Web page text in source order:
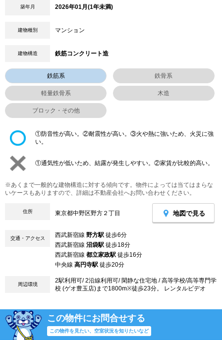
築年月 2026年01月(1年未満)
建物種別 マンション
建物構造 鉄筋コンクリート造
鉄筋系 鉄骨系
軽量鉄骨系 木造
ブロック・その他
①防音性が高い。②耐震性が高い。③火や熱に強いため、火災に強
い。
①通気性が低いため、結露が発生しやすい。②家賃が比較的高い。
※あくまで一般的な建物構造に対する傾向です。物件によっては当てはまらな
いケースもありますので、詳細は不動産会社へお問い合わせください。
住所 東京都中野区野方２丁目 地図で見る
交通・アクセス 西武新宿線 野方駅 徒歩6分
西武新宿線 沼袋駅 徒歩18分
西武新宿線 都立家政駅 徒歩16分
中央線 高円寺駅 徒歩20分
周辺環境
2駅利用可/ 2沿線利用可/ 閑静な住宅地 / 高等学校/高等専門学
校 (ゲオ豊玉店)まで1800m※徒歩23分。 レンタルビデオ
この物件にお問合せする
この物件を見たい、空室状況を知りたいなど